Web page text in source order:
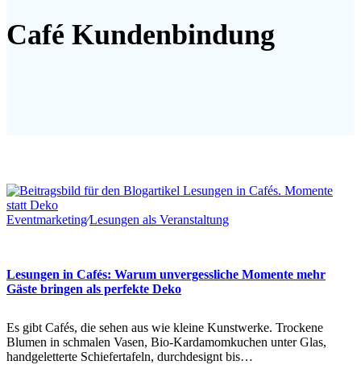
Café Kundenbindung
Eventmarketing∕Lesungen als Veranstaltung
Lesungen in Cafés: Warum unvergessliche Momente mehr
Gäste bringen als perfekte Deko
Es gibt Cafés, die sehen aus wie kleine Kunstwerke. Trockene
Blumen in schmalen Vasen, Bio-Kardamomkuchen unter Glas,
handgeletterte Schiefertafeln, durchdesignt bis…